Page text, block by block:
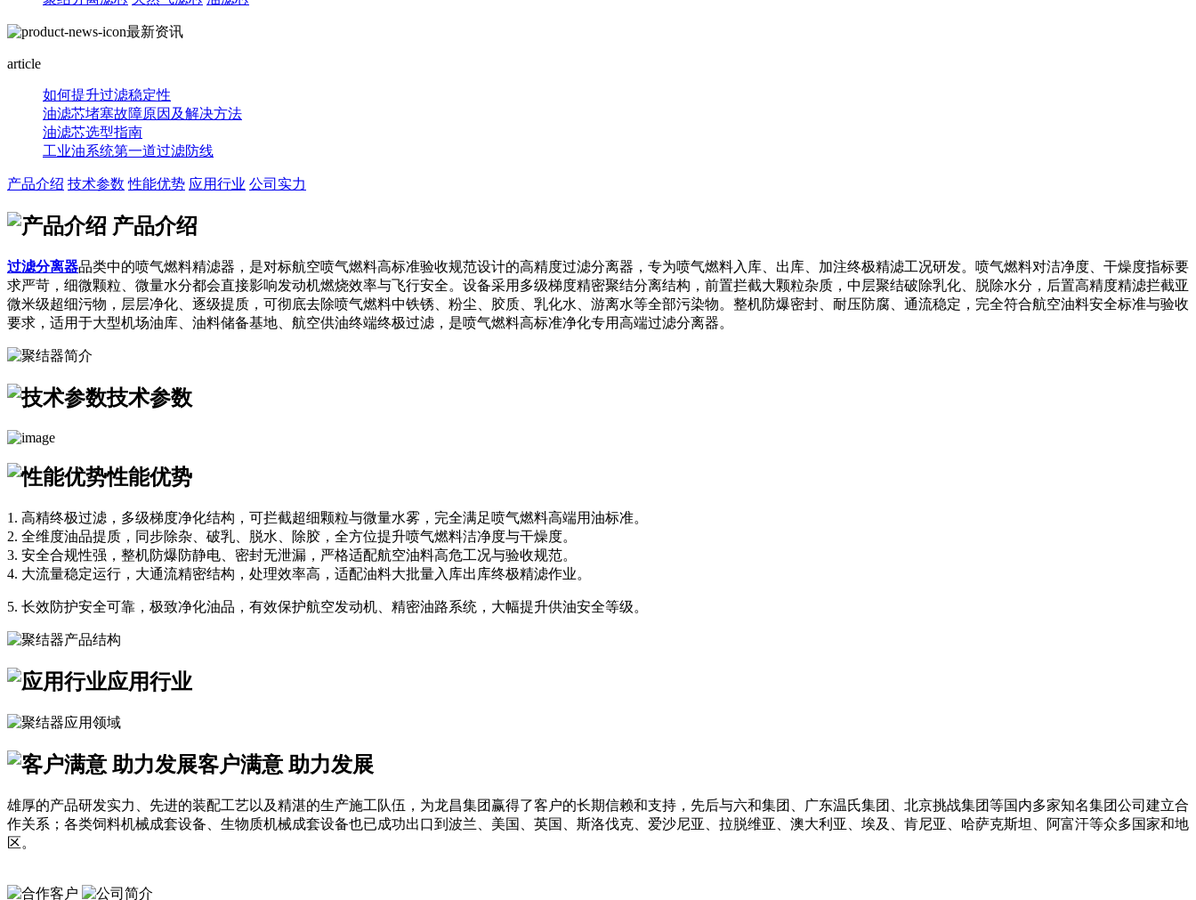
最新资讯
article
如何提升过滤稳定性
油滤芯堵塞故障原因及解决方法
油滤芯选型指南
工业油系统第一道过滤防线
产品介绍 技术参数 性能优势 应用行业 公司实力
产品介绍
过滤分离器品类中的喷气燃料精滤器，是对标航空喷气燃料高标准验收规范设计的高精度过滤分离器，专为喷气燃料入库、出库、加注终极精滤工况研发。喷气燃料对洁净度、干燥度指标要
求严苛，细微颗粒、微量水分都会直接影响发动机燃烧效率与飞行安全。设备采用多级梯度精密聚结分离结构，前置拦截大颗粒杂质，中层聚结破除乳化、脱除水分，后置高精度精滤拦截亚
微米级超细污物，层层净化、逐级提质，可彻底去除喷气燃料中铁锈、粉尘、胶质、乳化水、游离水等全部污染物。整机防爆密封、耐压防腐、通流稳定，完全符合航空油料安全标准与验收
要求，适用于大型机场油库、油料储备基地、航空供油终端终极过滤，是喷气燃料高标准净化专用高端过滤分离器。
技术参数
性能优势
1. 高精终极过滤，多级梯度净化结构，可拦截超细颗粒与微量水雾，完全满足喷气燃料高端用油标准。
2. 全维度油品提质，同步除杂、破乳、脱水、除胶，全方位提升喷气燃料洁净度与干燥度。
3. 安全合规性强，整机防爆防静电、密封无泄漏，严格适配航空油料高危工况与验收规范。
4. 大流量稳定运行，大通流精密结构，处理效率高，适配油料大批量入库出库终极精滤作业。
5. 长效防护安全可靠，极致净化油品，有效保护航空发动机、精密油路系统，大幅提升供油安全等级。
应用行业
客户满意 助力发展
雄厚的产品研发实力、先进的装配工艺以及精湛的生产施工队伍，为龙昌集团赢得了客户的长期信赖和支持，先后与六和集团、广东温氏集团、北京挑战集团等国内多家知名集团公司建立合
作关系；各类饲料机械成套设备、生物质机械成套设备也已成功出口到波兰、美国、英国、斯洛伐克、爱沙尼亚、拉脱维亚、澳大利亚、埃及、肯尼亚、哈萨克斯坦、阿富汗等众多国家和地
区。